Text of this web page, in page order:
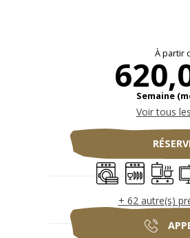
À partir
Semaine
Voir tous
Lave linge
Lave Plaque
+ 62 autre(s)